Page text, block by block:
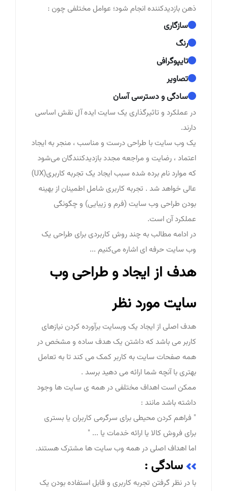
ذهن بازدیدکننده انجام شود؛ عوامل مختلفی چون :
سازگاری
رنگ
تایپوگرافی
تصاویر
سادگی و دسترسی آسان
در عملکرد و تاثیرگذاری یک سایت ایده آل نقش اساسی
دارند.
یک وب سایت با طراحی درست و مناسب ، منجر به ایجاد
اعتماد ، رضایت و مراجعه مجدد بازدیدکنندگان می‌شود
که موارد نام برده شده سبب ایجاد یک تجربه کاربری
(UX)
عالی خواهد شد . تجربه کاربری شامل اطمینان از بهینه
بودن طراحی وب سایت (فرم و زیبایی) و چگونگی
عملکرد آن است.
در ادامه مطالب به چند روش کاربردی برای طراحی یک
وب سایت حرفه ای اشاره می‌کنیم ...
هدف از ایجاد و طراحی وب
سایت مورد نظر
هدف اصلی از ایجاد یک وبسایت برآورده کردن نیازهای
کاربر می باشد که داشتن یک هدف ساده و مشخص در
همه صفحات سایت به کاربر کمک می کند تا به تعامل
بهتری با آنچه شما ارائه می دهید برسد .
ممکن است اهداف مختلفی در همه ی سایت ها وجود
داشته باشد مانند :
" فراهم کردن محیطی برای سرگرمی کاربران یا بستری
برای فروش کالا یا ارائه خدمات یا ... "
اما اهداف اصلی در همه وب سایت ها مشترک هستند.
سادگی :
با در نظر گرفتن تجربه کاربری و قابل استفاده بودن یک